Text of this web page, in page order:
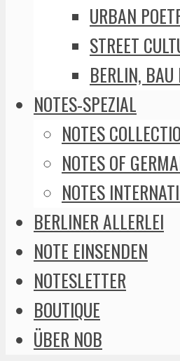
URBAN
STREET
BERLIN, BAU
NOTES-SPEZIAL
NOTES
NOTES OF
NOTES
BERLINER ALLERLEI
NOTE EINSENDEN
NOTESLETTER
BOUTIQUE
ÜBER NOB